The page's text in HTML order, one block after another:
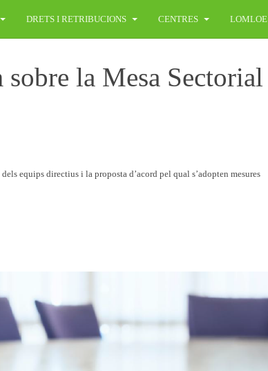
DRETS I RETRIBUCIONS CENTRES LOMLOE
la Mesa Sectorial
equips directius i la proposta d’acord pel qual s’adopten mesures